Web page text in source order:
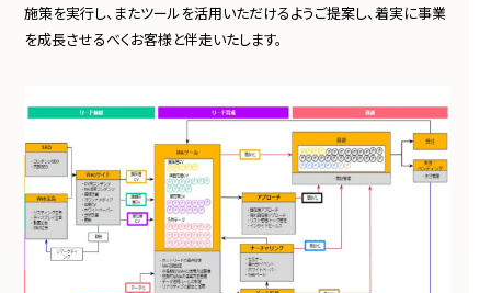
施策を実行し、またツールを活用いただけるようご提案し、着実に事業
を成長させるべくお客様と伴走いたします。